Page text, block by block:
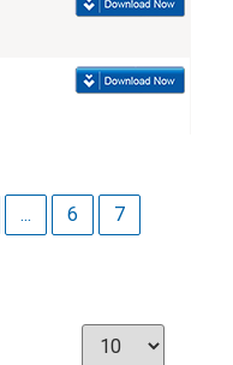
... 6
7